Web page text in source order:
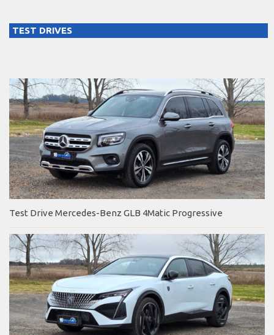
TEST DRIVES
Test Drive Mercedes-Benz GLB 4Matic Progressive